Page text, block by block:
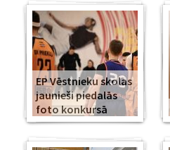
EP Vēstnieku skolas
jaunieši piedalās
foto konkursā